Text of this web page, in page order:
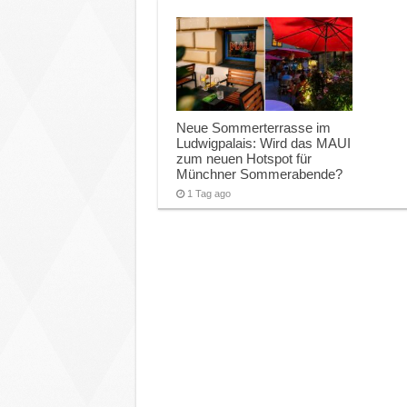
Neue Sommerterrasse im
Ludwigpalais: Wird das MAUI
zum neuen Hotspot für
Münchner Sommerabende?
1 Tag ago